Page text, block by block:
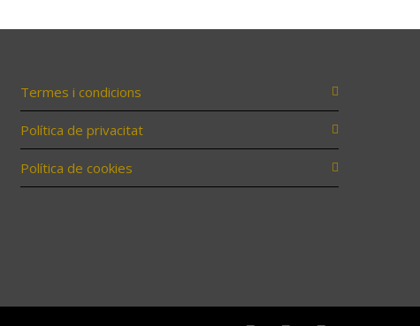
Termes i condicions
Política de privacitat
Política de cookies